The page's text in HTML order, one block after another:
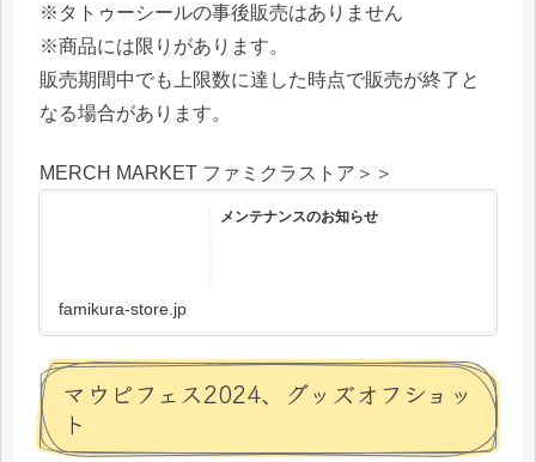
※タトゥーシールの事後販売はありません
※商品には限りがあります。
販売期間中でも上限数に達した時点で販売が終了と
なる場合があります。
MERCH MARKET ファミクラストア＞＞
メンテナンスのお知らせ
famikura-store.jp
マウピフェス2024、グッズオフショッ
ト